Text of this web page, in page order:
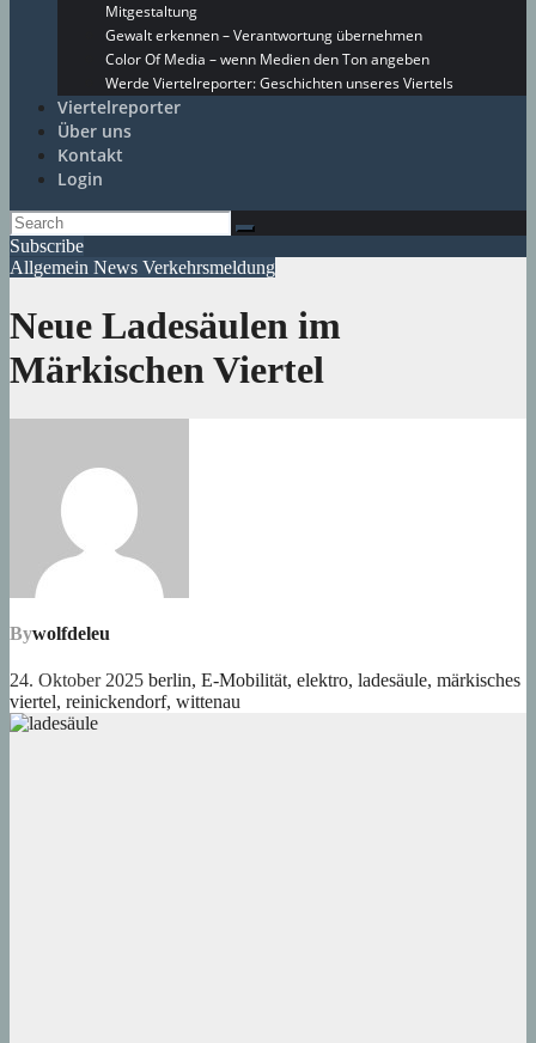
Mitgestaltung
Gewalt erkennen – Verantwortung übernehmen
Color Of Media – wenn Medien den Ton angeben
Werde Viertelreporter: Geschichten unseres Viertels
Viertelreporter
Über uns
Kontakt
Login
Subscribe
Allgemein News Verkehrsmeldung
Neue Ladesäulen im
Märkischen Viertel
Bywolfdeleu
24. Oktober 2025 berlin, E-Mobilität, elektro, ladesäule, märkisches
viertel, reinickendorf, wittenau